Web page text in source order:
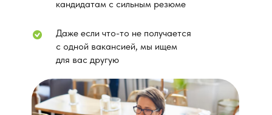
Даже если что-то не получается
с одной вакансией, мы ищем
для вас другую
кандидатам с сильным резюме